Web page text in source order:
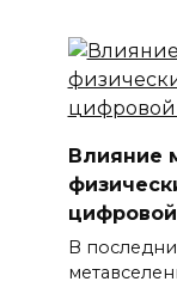
Влияние
В